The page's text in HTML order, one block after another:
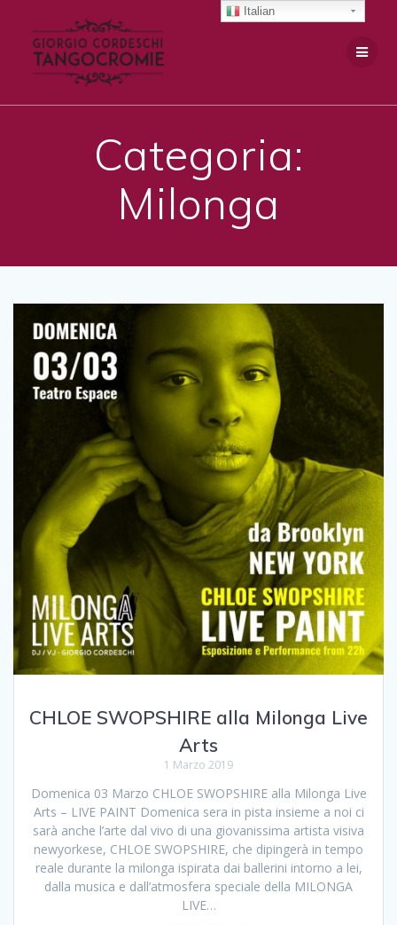
Categoria:
Milonga
CHLOE SWOPSHIRE alla Milonga Live
Arts
1 Marzo 2019
Domenica 03 Marzo CHLOE SWOPSHIRE alla Milonga Live
Arts – LIVE PAINT Domenica sera in pista insieme a noi ci
sarà anche l’arte dal vivo di una giovanissima artista visiva
newyorkese, CHLOE SWOPSHIRE, che dipingerà in tempo
reale durante la milonga ispirata dai ballerini intorno a lei,
dalla musica e dall’atmosfera speciale della MILONGA
LIVE…
Italian